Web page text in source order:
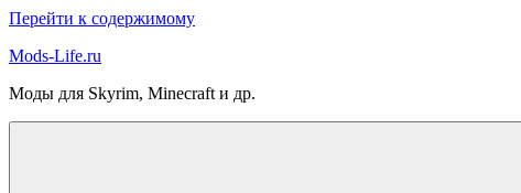
Перейти к содержимому
Mods-Life.ru
Моды для Skyrim, Minecraft и др.